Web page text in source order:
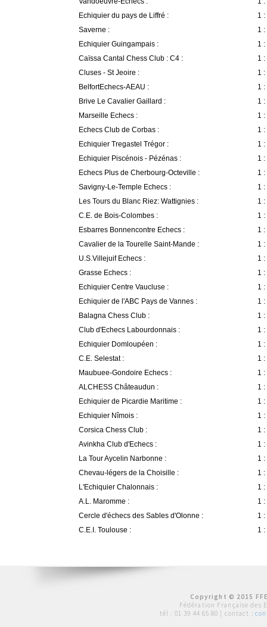
Echiquier du pays de Liffré :
1 :
Saverne :
1 :
Echiquier Guingampais :
1 :
Caïssa Cantal Chess Club : C4 :
1 :
Cluses - St Jeoire :
1 :
BelfortEchecs-AEAU :
1 :
Brive Le Cavalier Gaillard :
1 :
Marseille Echecs :
1 :
Echecs Club de Corbas :
1 :
Echiquier Tregastel Trégor :
1 :
Echiquier Piscénois - Pézénas :
1 :
Echecs Plus de Cherbourg-Octeville :
1 :
Savigny-Le-Temple Echecs :
1 :
Les Tours du Blanc Riez: Wattignies :
1 :
C.E. de Bois-Colombes :
1 :
Esbarres Bonnencontre Echecs :
1 :
Cavalier de la Tourelle Saint-Mande :
1 :
U.S.Villejuif Echecs :
1 :
Grasse Echecs :
1 :
Echiquier Centre Vaucluse :
1 :
Echiquier de l'ABC Pays de Vannes :
1 :
Balagna Chess Club :
1 :
Club d'Echecs Labourdonnais :
1 :
Echiquier Domloupéen :
1 :
C.E. Selestat :
1 :
Maubuee-Gondoire Echecs :
1 :
ALCHESS Châteaudun :
1 :
Echiquier de Picardie Maritime :
1 :
Echiquier Nîmois :
1 :
Corsica Chess Club :
1 :
Avinkha Club d'Echecs :
1 :
La Tour Aycelin Narbonne :
1 :
Chevau-légers de la Choisille :
1 :
L'Echiquier Chalonnais :
1 :
A.L. Maromme :
1 :
Cercle d'échecs des Sables d'Olonne :
1 :
C.E.I. Toulouse :
1 :
Copyright © 2015
Fédération Française des
tél : 01 39 44 65 80 | contact :